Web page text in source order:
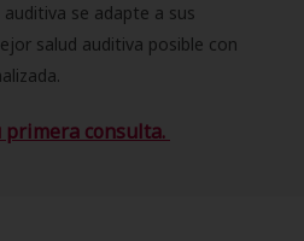
se adapte a sus
salud auditiva posible con
primera consulta.